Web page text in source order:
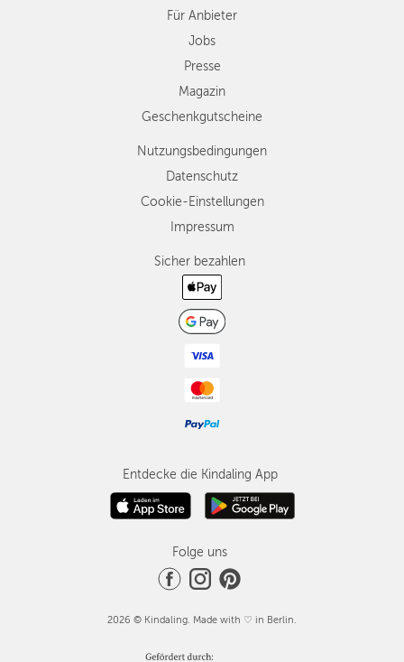
Für Anbieter
Jobs
Presse
Magazin
Geschenkgutscheine
Nutzungsbedingungen
Datenschutz
Cookie-Einstellungen
Impressum
Sicher bezahlen
Entdecke die Kindaling App
Folge uns
2026 © Kindaling. Made with ♡ in Berlin.